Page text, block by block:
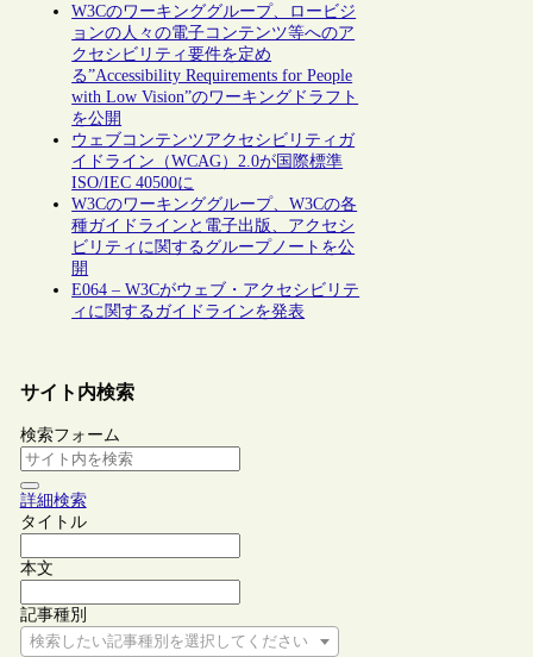
W3Cのワーキンググループ、ロービジ
ョンの人々の電子コンテンツ等へのア
クセシビリティ要件を定め
る”Accessibility Requirements for People
with Low Vision”のワーキングドラフト
を公開
ウェブコンテンツアクセシビリティガ
イドライン（WCAG）2.0が国際標準
ISO/IEC 40500に
W3Cのワーキンググループ、W3Cの各
種ガイドラインと電子出版、アクセシ
ビリティに関するグループノートを公
開
E064 – W3Cがウェブ・アクセシビリテ
ィに関するガイドラインを発表
サイト内検索
検索フォーム
詳細検索
タイトル
本文
記事種別
検索したい記事種別を選択してください